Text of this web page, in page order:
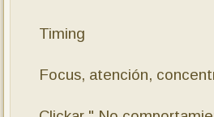
Timing
Focus, atención,